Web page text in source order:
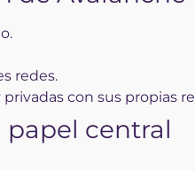
redes.
con sus propias
papel central